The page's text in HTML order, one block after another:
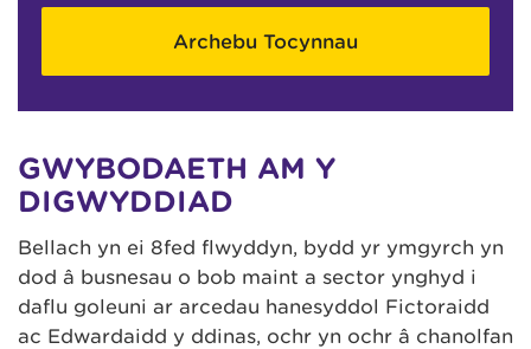
Archebu Tocynnau
GWYBODAETH AM Y
DIGWYDDIAD
Bellach yn ei 8fed flwyddyn, bydd yr ymgyrch yn
dod â busnesau o bob maint a sector ynghyd i
daflu goleuni ar arcedau hanesyddol Fictoraidd
ac Edwardaidd y ddinas, ochr yn ochr â chanolfan